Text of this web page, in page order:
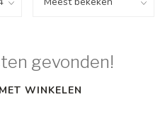
gevonden!
WINKELEN